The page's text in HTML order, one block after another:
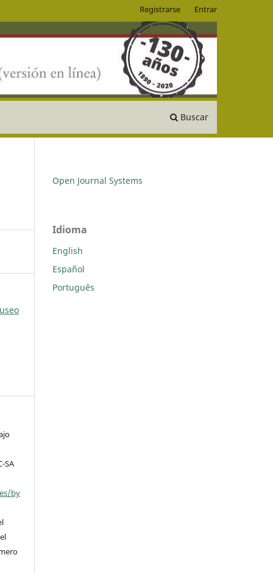
Buscar
Registrarse Entrar
SA
by
Open Journal Systems
Idioma
English
Español
Português